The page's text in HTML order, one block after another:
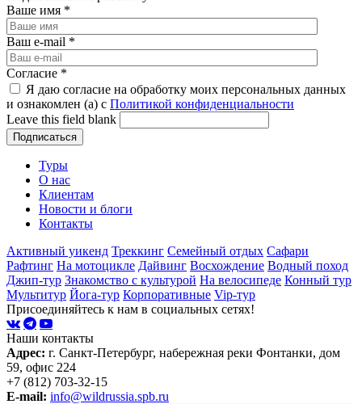
Ваше имя *
Ваш e-mail *
Согласие *
Я даю согласие на обработку моих персональных данных
и ознакомлен (а) с Политикой конфиденциальности
Leave this field blank
Туры
О нас
Клиентам
Новости и блоги
Контакты
Активный уикенд Треккинг Семейный отдых Сафари
Рафтинг На мотоцикле Дайвинг Восхождение Водный поход
Джип-тур Знакомство с культурой На велосипеде Конный тур
Мультитур Йога-тур Корпоративные Vip-тур
Присоединяйтесь к нам в социальных сетях!
Наши контакты
Адрес: г. Санкт-Петербург, набережная реки Фонтанки, дом
59, офис 224
+7 (812) 703-32-15
E-mail: info@wildrussia.spb.ru